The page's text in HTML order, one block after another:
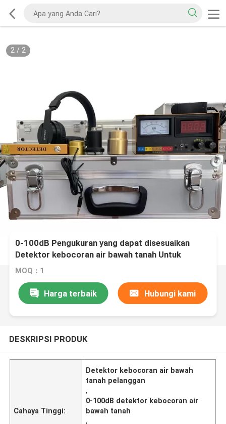
2/ 2
0-100dB Pengukuran yang dapat disesuaikan
Detektor kebocoran air bawah tanah Untuk
kebutuhan pelanggan
MOQ：1
Harga terbaik Hubungi kami
DESKRIPSI PRODUK
Cahaya Tinggi:
Detektor kebocoran air bawah
tanah pelanggan
,
0-100dB detektor kebocoran air
bawah tanah
,